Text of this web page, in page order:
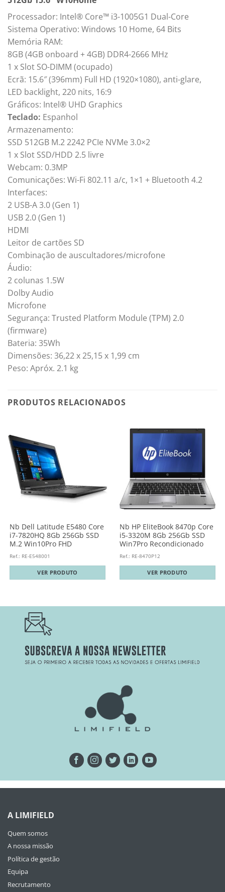
Processador: Intel® Core™ i3-1005G1 Dual-Core
Sistema Operativo: Windows 10 Home, 64 Bits
Memória RAM:
8GB (4GB onboard + 4GB) DDR4-2666 MHz
1 x Slot SO-DIMM (ocupado)
Ecrã: 15.6″ (396mm) Full HD (1920×1080), anti-glare,
LED backlight, 220 nits, 16:9
Gráficos: Intel® UHD Graphics
Teclado: Espanhol
Armazenamento:
SSD 512GB M.2 2242 PCIe NVMe 3.0×2
1 x Slot SSD/HDD 2.5 livre
Webcam: 0.3MP
Comunicações: Wi-Fi 802.11 a/c, 1×1 + Bluetooth 4.2
Interfaces:
2 USB-A 3.0 (Gen 1)
USB 2.0 (Gen 1)
HDMI
Leitor de cartões SD
Combinação de auscultadores/microfone
Áudio:
2 colunas 1.5W
Dolby Audio
Microfone
Segurança: Trusted Platform Module (TPM) 2.0
(firmware)
Bateria: 35Wh
Dimensões: 36,22 x 25,15 x 1,99 cm
Peso: Apróx. 2.1 kg
PRODUTOS RELACIONADOS
Nb Dell Latitude E5480 Core
i7-7820HQ 8Gb 256Gb SSD
M.2 Win10Pro FHD
Ref.: RE-E548001
VER PRODUTO
Nb HP EliteBook 8470p Core
i5-3320M 8Gb 256Gb SSD
Win7Pro Recondicionado
Ref.: RE-8470P12
VER PRODUTO
A LIMIFIELD
Quem somos
A nossa missão
Política de gestão
Equipa
Recrutamento